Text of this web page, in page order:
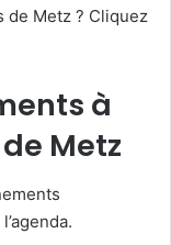
de Metz ? Cliquez
à
Metz